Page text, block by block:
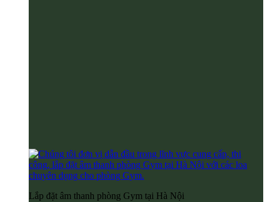
Lắp đặt âm thanh phòng Gym tại Hà Nội